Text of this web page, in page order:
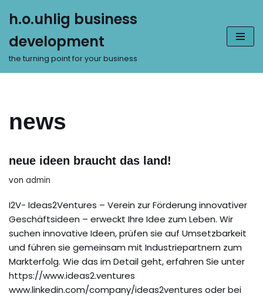
Inhalt
springen
h.o.uhlig business
development
the turning point for your business
news
neue ideen braucht das land!
von admin
I2V- Ideas2Ventures – Verein zur Förderung innovativer
Geschäftsideen – erweckt Ihre Idee zum Leben. Wir
suchen innovative Ideen, prüfen sie auf Umsetzbarkeit
und führen sie gemeinsam mit Industriepartnern zum
Markterfolg. Wie das im Detail geht, erfahren Sie unter
https://www.ideas2.ventures
www.linkedin.com/company/ideas2ventures oder bei